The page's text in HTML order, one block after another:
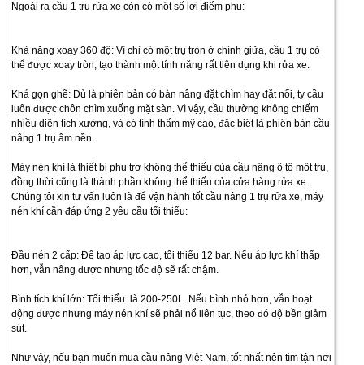
Ngoài ra cầu 1 trụ rửa xe còn có một số lợi điểm phụ:
Khả năng xoay 360 độ: Vì chỉ có một trụ tròn ở chính giữa, cầu 1 trụ có
thể được xoay tròn, tạo thành một tính năng rất tiện dụng khi rửa xe.
Khá gọn ghẽ: Dù là phiên bản có bàn nâng đặt chìm hay đặt nổi, ty cầu
luôn được chôn chìm xuống mặt sàn. Vì vậy, cầu thường không chiếm
nhiều diện tích xưởng, và có tính thẩm mỹ cao, đặc biệt là phiên bản cầu
nâng 1 trụ âm nền.
Máy nén khí là thiết bị phụ trợ không thể thiếu của cầu nâng ô tô một trụ,
đồng thời cũng là thành phần không thể thiếu của cửa hàng rửa xe.
Chúng tôi xin tư vấn luôn là để vận hành tốt cầu nâng 1 trụ rửa xe, máy
nén khí cần đáp ứng 2 yêu cầu tối thiểu:
Đầu nén 2 cấp: Để tạo áp lực cao, tối thiểu 12 bar. Nếu áp lực khí thấp
hơn, vẫn nâng được nhưng tốc độ sẽ rất chậm.
Bình tích khí lớn: Tối thiểu là 200-250L. Nếu bình nhỏ hơn, vẫn hoạt
động được nhưng máy nén khí sẽ phải nổ liên tục, theo đó độ bền giảm
sút.
Như vậy, nếu bạn muốn mua cầu nâng Việt Nam, tốt nhất nên tìm tận nơi